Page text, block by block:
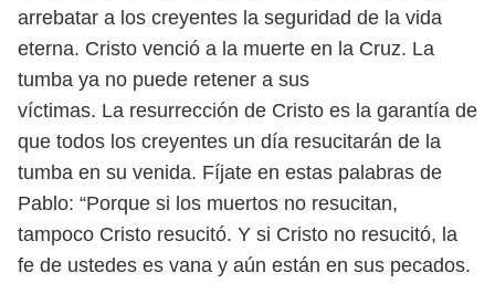
arrebatar a los creyentes la seguridad de la vida
eterna. Cristo venció a la muerte en la Cruz. La
tumba ya no puede retener a sus
víctimas. La resurrección de Cristo es la garantía de
que todos los creyentes un día resucitarán de la
tumba en su venida. Fíjate en estas palabras de
Pablo: “Porque si los muertos no resucitan,
tampoco Cristo resucitó. Y si Cristo no resucitó, la
fe de ustedes es vana y aún están en sus pecados.